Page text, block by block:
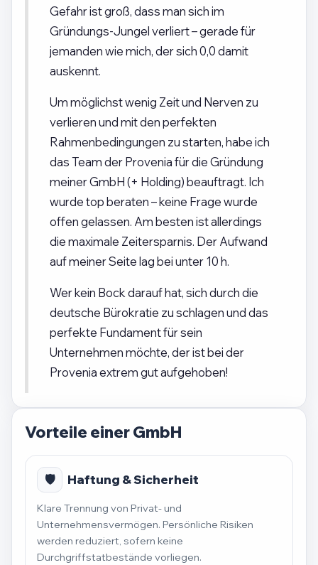
Gefahr ist groß, dass man sich im
Gründungs-Jungel verliert – gerade für
jemanden wie mich, der sich 0,0 damit
auskennt.
Um möglichst wenig Zeit und Nerven zu
verlieren und mit den perfekten
Rahmenbedingungen zu starten, habe ich
das Team der Provenia für die Gründung
meiner GmbH (+ Holding) beauftragt. Ich
wurde top beraten – keine Frage wurde
offen gelassen. Am besten ist allerdings
die maximale Zeitersparnis. Der Aufwand
auf meiner Seite lag bei unter 10 h.
Wer kein Bock darauf hat, sich durch die
deutsche Bürokratie zu schlagen und das
perfekte Fundament für sein
Unternehmen möchte, der ist bei der
Provenia extrem gut aufgehoben!
Vorteile einer GmbH
🛡️ Haftung & Sicherheit
Klare Trennung von Privat- und
Unternehmensvermögen. Persönliche Risiken
werden reduziert, sofern keine
Durchgriffstatbestände vorliegen.